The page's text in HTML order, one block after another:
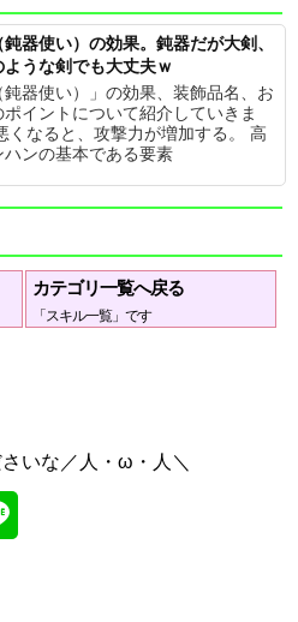
器使い）の効果。鈍器だが大剣、
うな剣でも大丈夫ｗ
鈍器使い）」の効果、装飾品名、お
イントについて紹介していきま
くなると、攻撃力が増加する。 高
ンの基本である要素
カテゴリ一覧へ戻る
「スキル一覧」です
いな／人・ω・人＼